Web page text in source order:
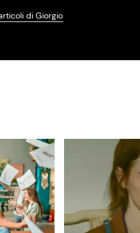
di Giorgio